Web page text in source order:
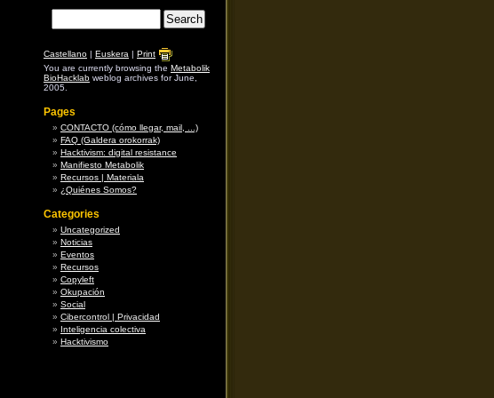
Castellano | Euskera | Print
You are currently browsing the Metabolik
BioHacklab weblog archives for June,
2005.
Pages
CONTACTO (cómo llegar, mail, ...)
FAQ (Galdera orokorrak)
Hacktivism: digital resistance
Manifiesto Metabolik
Recursos | Materiala
¿Quiénes Somos?
Categories
Uncategorized
Noticias
Eventos
Recursos
Copyleft
Okupación
Social
Cibercontrol | Privacidad
Inteligencia colectiva
Hacktivismo